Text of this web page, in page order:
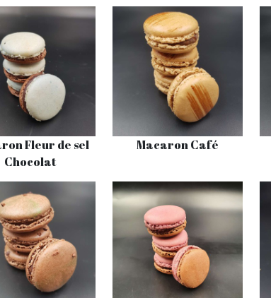
Fleur de sel
Chocolat
Macaron Café